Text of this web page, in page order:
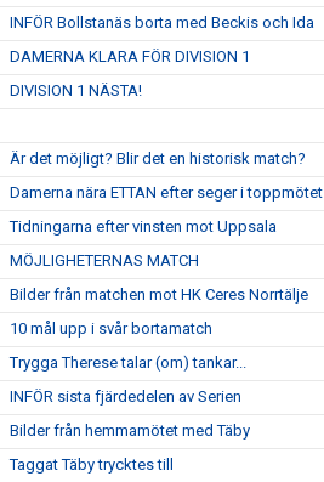
INFÖR Bollstanäs borta med Beckis och Ida
DAMERNA KLARA FÖR DIVISION 1
DIVISION 1 NÄSTA!
Är det möjligt? Blir det en historisk match?
Damerna nära ETTAN efter seger i toppmötet
Tidningarna efter vinsten mot Uppsala
MÖJLIGHETERNAS MATCH
Bilder från matchen mot HK Ceres Norrtälje
10 mål upp i svår bortamatch
Trygga Therese talar (om) tankar...
INFÖR sista fjärdedelen av Serien
Bilder från hemmamötet med Täby
Taggat Täby trycktes till